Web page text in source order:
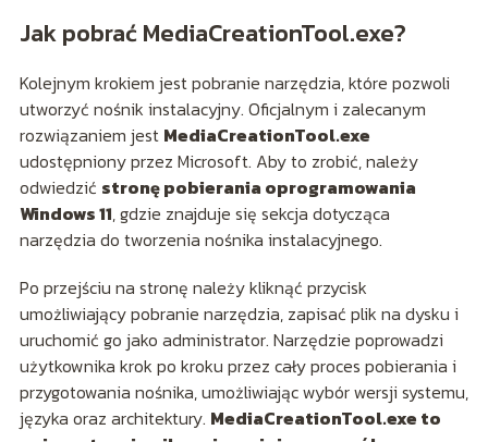
Jak pobrać MediaCreationTool.exe?
Kolejnym krokiem jest pobranie narzędzia, które pozwoli
utworzyć nośnik instalacyjny. Oficjalnym i zalecanym
rozwiązaniem jest MediaCreationTool.exe
udostępniony przez Microsoft. Aby to zrobić, należy
odwiedzić stronę pobierania oprogramowania
Windows 11, gdzie znajduje się sekcja dotycząca
narzędzia do tworzenia nośnika instalacyjnego.
Po przejściu na stronę należy kliknąć przycisk
umożliwiający pobranie narzędzia, zapisać plik na dysku i
uruchomić go jako administrator. Narzędzie poprowadzi
użytkownika krok po kroku przez cały proces pobierania i
przygotowania nośnika, umożliwiając wybór wersji systemu,
języka oraz architektury. MediaCreationTool.exe to